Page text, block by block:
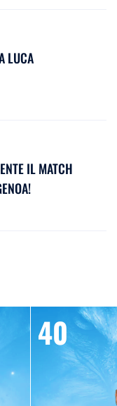
LUCA
IL MATCH
40